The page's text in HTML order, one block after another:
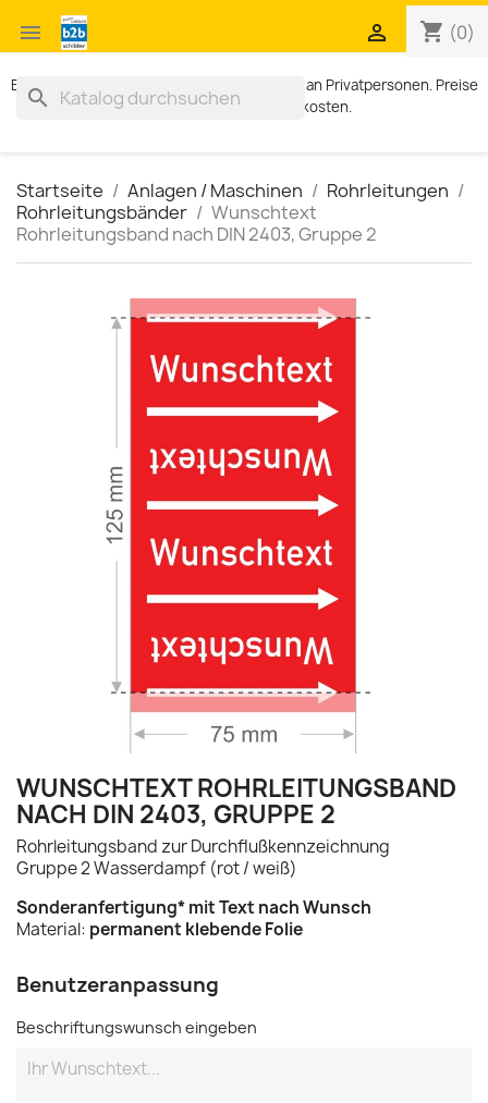
 shopping_cart (0)

Exklusiv für Geschäftskunden. Kein Verkauf an Privatpersonen. Preise
zzgl. MWST und Versandkosten.
search
Startseite Anlagen / Maschinen
Rohrleitungen
Rohrleitungsbänder
Wunschtext
Rohrleitungsband nach DIN 2403, Gruppe 2
WUNSCHTEXT ROHRLEITUNGSBAND
NACH DIN 2403, GRUPPE 2
Rohrleitungsband zur Durchflußkennzeichnung
Gruppe 2 Wasserdampf (rot / weiß)
Sonderanfertigung* mit Text nach Wunsch
Material: permanent klebende Folie
Benutzeranpassung
Beschriftungswunsch eingeben